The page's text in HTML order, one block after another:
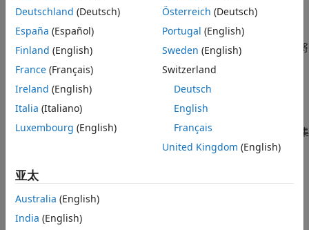
另请参阅
版本历史记录
描述
parallel.Cluster
对象提供对集群的访问，集群控制作业队列并将
类型
这两类集群分别是 MATLAB 作业调度器和通用作业调度器 (CJS)。
MATLAB 作业调度器在
MATLAB Parallel Server™
中可用。CJS 集
群涵盖所有其他类型，包括本地、通用和第三方调度器。
使用
®
下表描述了可用的集群对象类型。
Deutschland (Deutsch)
España (Español)
Finland (English)
France (Français)
Ireland (English)
Italia (Italiano)
Luxembourg (English)
Österreich (Deutsch)
Portugal (English)
Sweden (English)
Switzerland
Deutsch
English
Français
United Kingdom (English)
亚太
Australia (English)
India (English)